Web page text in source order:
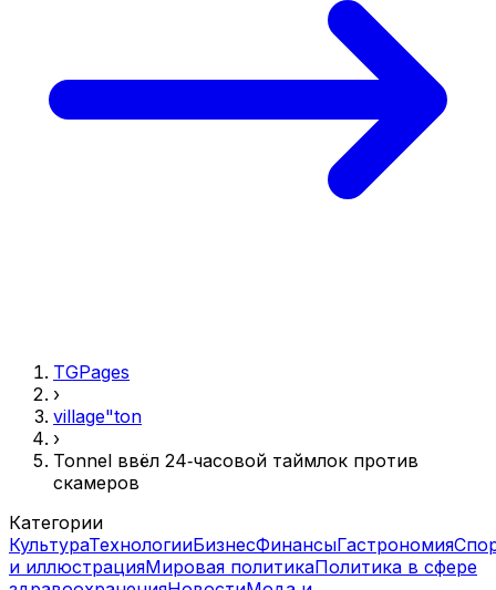
TGPages
›
village"ton
›
Tonnel ввёл 24‑часовой таймлок против
скамеров
Категории
КультураТехнологииБизнесФинансыГастрономия
и иллюстрацияМировая политикаПолитика в сфере